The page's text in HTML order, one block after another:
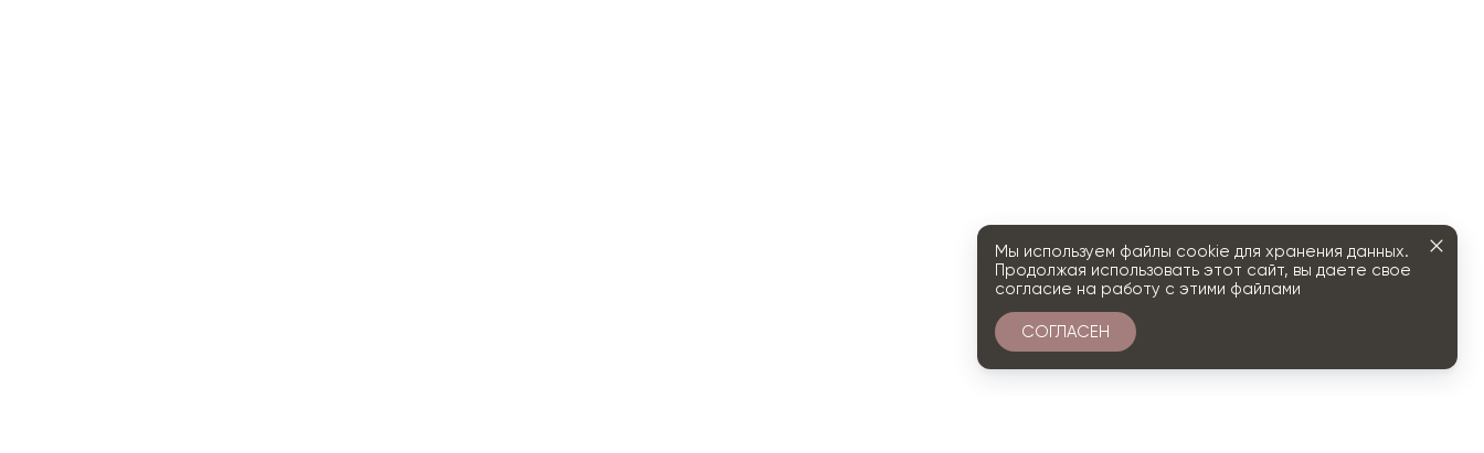
Мы используем файлы cookie для хранения данных.
Продолжая использовать этот сайт, вы даете свое
согласие на работу с этими файлами
СОГЛАСЕН